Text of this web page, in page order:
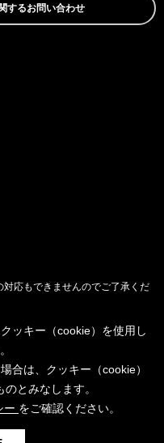
するお問い合わせ
応もできませんのでご了承くだ
ッキー（cookie）を使用し
合は、クッキー（cookie）
とみなします。
ー をご確認ください。